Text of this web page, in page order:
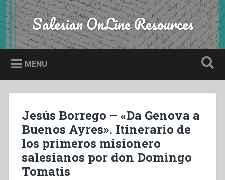
Skip
to
content
Search Salesian OnLine Resources
MENU
Jesús Borrego – «Da Genova a
Buenos Ayres». Itinerario de
los primeros misionero
salesianos por don Domingo
Tomatis